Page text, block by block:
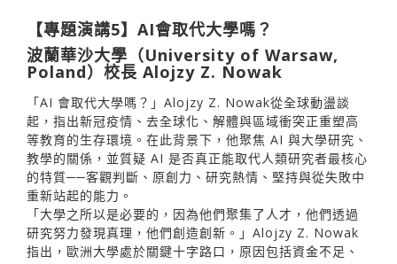
【專題演講5】AI會取代大學嗎？
波蘭華沙大學（University of Warsaw,
Poland）校長 Alojzy Z. Nowak
「AI 會取代大學嗎？」Alojzy Z. Nowak從全球動盪談
起，指出新冠疫情、去全球化、解體與區域衝突正重塑高
等教育的生存環境。在此背景下，他聚焦 AI 與大學研究、
教學的關係，並質疑 AI 是否真正能取代人類研究者最核心
的特質──客觀判斷、原創力、研究熱情、堅持與從失敗中
重新站起的能力。
「大學之所以是必要的，因為他們聚集了人才，他們透過
研究努力發現真理，他們創造創新。」Alojzy Z. Nowak
指出，歐洲大學處於關鍵十字路口，原因包括資金不足、